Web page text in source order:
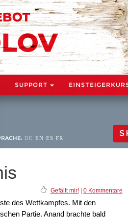
SUPPORT
DE EN ES FR
Gefällt mir!| 0 Kommentare
des Wettkampfes. Mit den
Partie. Anand brachte bald